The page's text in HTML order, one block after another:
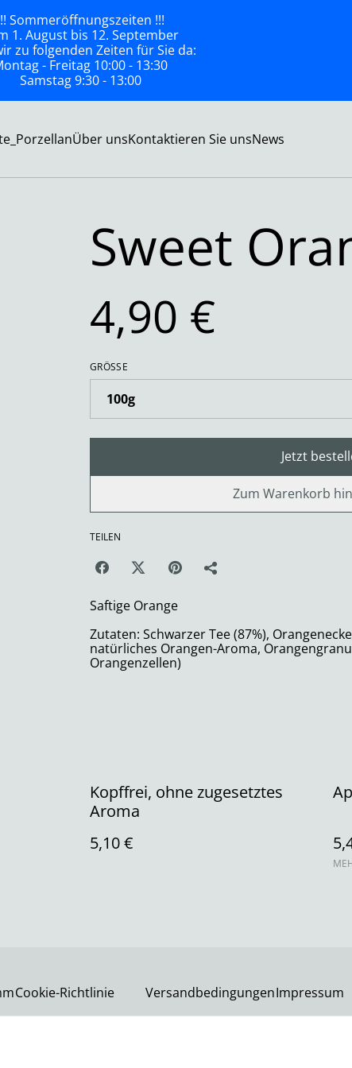
Sommeröffnungszeiten !!!
1. August bis 12. September
zu folgenden Zeiten für Sie da:
- Freitag 10:00 - 13:30
Samstag 9:30 - 13:00
Über unsKontaktieren Sie unsNews
Sweet
4,90 €
GRÖSSE
Jetzt
Zum Warenkorb
TEILEN
Saftige Orange
Zutaten: Schwarzer Tee (87%),
natürliches Orangen-Aroma,
Orangenzellen)
Kopffrei, ohne zugesetztes
Aroma
5,10 €
Cookie-Richtlinie VersandbedingungenImpressum